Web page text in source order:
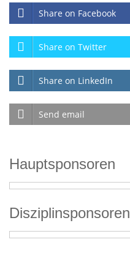
Share on Facebook
Share on Twitter
Share on LinkedIn
Send email
Hauptsponsoren
Disziplinsponsoren